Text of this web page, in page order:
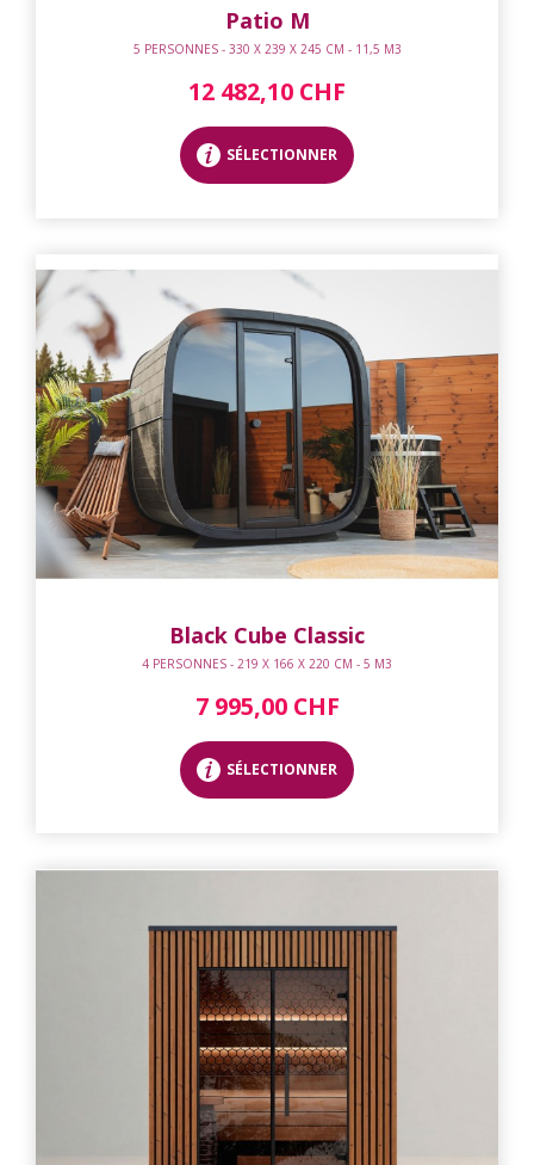
Patio M
5 PERSONNES - 330 X 239 X 245 CM - 11,5 M3
12 482,10 CHF
SÉLECTIONNER
Black Cube Classic
4 PERSONNES - 219 X 166 X 220 CM - 5 M3
7 995,00 CHF
SÉLECTIONNER